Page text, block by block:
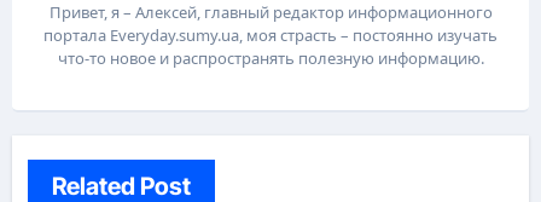
Привет, я – Алексей, главный редактор информационного
портала Everyday.sumy.ua, моя страсть – постоянно изучать
что-то новое и распространять полезную информацию.
Related Post